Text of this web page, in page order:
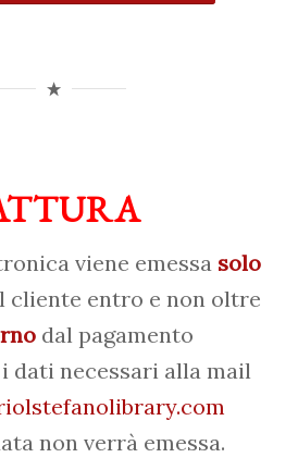
viene emessasolo
cliente entro e non oltre
dal pagamento
dati necessari alla mail
non verrà emessa.